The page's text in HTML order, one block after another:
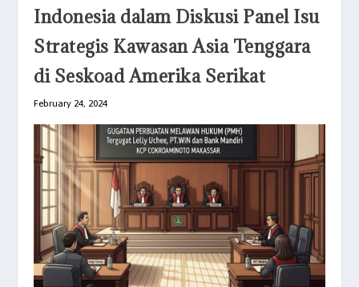
Indonesia dalam Diskusi Panel Isu
Strategis Kawasan Asia Tenggara
di Seskoad Amerika Serikat
February 24, 2024